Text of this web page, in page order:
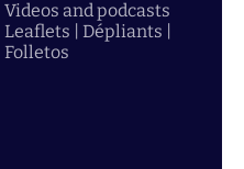
Videos and podcasts
Leaflets | Dépliants |
Folletos